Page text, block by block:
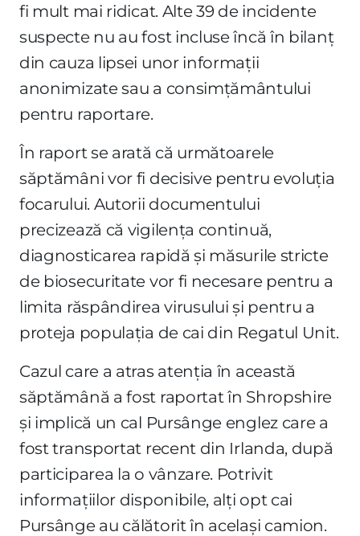
fi mult mai ridicat. Alte 39 de incidente
suspecte nu au fost incluse încă în bilanț
din cauza lipsei unor informații
anonimizate sau a consimțământului
pentru raportare.
În raport se arată că următoarele
săptămâni vor fi decisive pentru evoluția
focarului. Autorii documentului
precizează că vigilența continuă,
diagnosticarea rapidă și măsurile stricte
de biosecuritate vor fi necesare pentru a
limita răspândirea virusului și pentru a
proteja populația de cai din Regatul Unit.
Cazul care a atras atenția în această
săptămână a fost raportat în Shropshire
și implică un cal Pursânge englez care a
fost transportat recent din Irlanda, după
participarea la o vânzare. Potrivit
informațiilor disponibile, alți opt cai
Pursânge au călătorit în același camion.